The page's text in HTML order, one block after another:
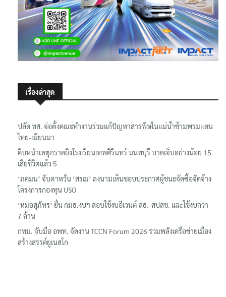
เรื่องล่าสุด
ปลัด ทส. จ่อตั้งคณะทำงานร่วมแก้ปัญหาสารพิษในแม่น้ำข้ามพรมแดน
ไทย-เมียนมา
คืบหน้าเหตุกราดยิงโรงเรียนเทพศิรินทร์ นนทบุรี บาดเจ็บอย่างน้อย 15
เสียชีวิตแล้ว 5
‘ภคมน’ จับตาหวั่น ‘สรณ’ ลงนามเห็นชอบประกาศผู้ชนะจัดซื้อจัดจ้าง
โครงการกองทุน USO
‘หมอสุภัทร’ ยื่น กมธ.งบฯ สอบใช้งบอีเวนต์ สธ.-สปสช. แฉcใช้งบกว่า
7 ล้าน
กทม. จับมือ อพท. จัดงาน TCCN Forum 2026 รวมพลังเครือข่ายเมือง
สร้างสรรค์ยูเนสโก